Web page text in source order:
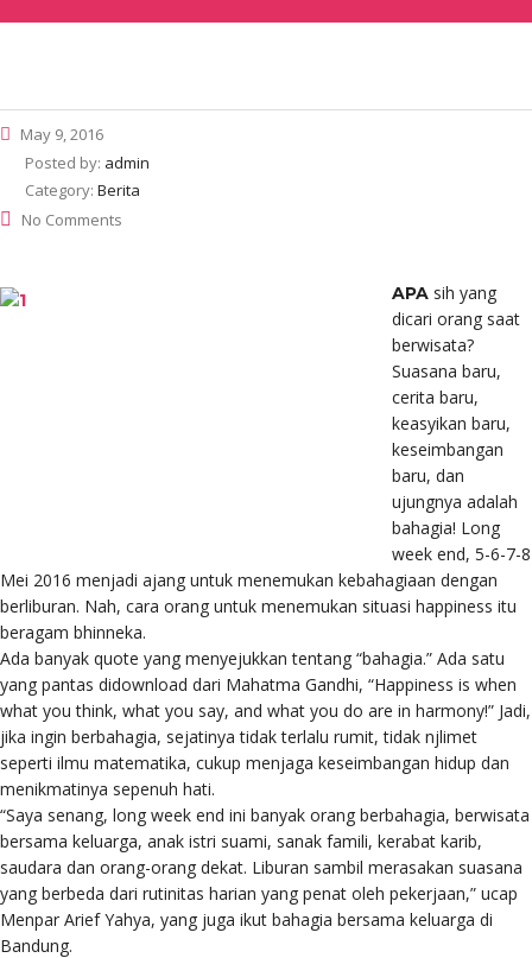
May 9, 2016
Posted by: admin
Category: Berita
No Comments
APA sih yang
dicari orang saat
berwisata?
Suasana baru,
cerita baru,
keasyikan baru,
keseimbangan
baru, dan
ujungnya adalah
bahagia! Long
week end, 5-6-7-8
Mei 2016 menjadi ajang untuk menemukan kebahagiaan dengan
berliburan. Nah, cara orang untuk menemukan situasi happiness itu
beragam bhinneka.
Ada banyak quote yang menyejukkan tentang “bahagia.” Ada satu
yang pantas didownload dari Mahatma Gandhi, “Happiness is when
what you think, what you say, and what you do are in harmony!” Jadi,
jika ingin berbahagia, sejatinya tidak terlalu rumit, tidak njlimet
seperti ilmu matematika, cukup menjaga keseimbangan hidup dan
menikmatinya sepenuh hati.
“Saya senang, long week end ini banyak orang berbahagia, berwisata
bersama keluarga, anak istri suami, sanak famili, kerabat karib,
saudara dan orang-orang dekat. Liburan sambil merasakan suasana
yang berbeda dari rutinitas harian yang penat oleh pekerjaan,” ucap
Menpar Arief Yahya, yang juga ikut bahagia bersama keluarga di
Bandung.